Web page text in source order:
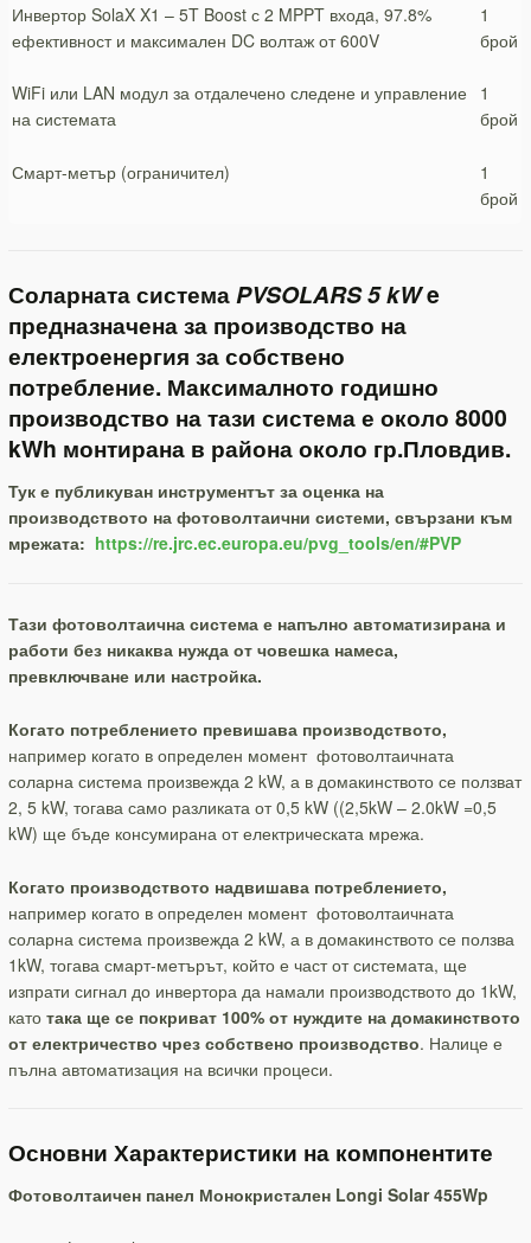
Инвертор SolaX X1 – 5T Boost с 2 MPPT входa, 97.8%
ефективност и максимален DC волтаж от 600V
WiFi или LAN модул за отдалечено следене и управление
на системата
Смарт-метър (ограничител)
1
брой
1
брой
1
брой
Соларната системаPVSOLARS 5 kWe
предназначена за производство на
електроенергия за собствено
потребление. Максималното годишно
производство на тази система е около 8000
kWh монтирана в района около гр.Пловдив.
Тук е публикуван инструментът за оценка на
производството на фотоволтаични системи, свързани към
мрежата: https://re.jrc.ec.europa.eu/pvg_tools/en/#PVP
Тази фотоволтаична система е напълно автоматизирана и
работи без никаква нужда от човешка намеса,
превключване или настройка.
Когато потреблението превишава производството,
например когато в определен момент фотоволтаичната
соларна система произвежда 2 kW, а в домакинството се ползват
2, 5 kW, тогава само разликата от 0,5 kW ((2,5kW – 2.0kW =0,5
kW) ще бъде консумирана от електрическата мрежа.
Когато производството надвишава потреблението,
например когато в определен момент фотоволтаичната
соларна система произвежда 2 kW, а в домакинството се ползва
1kW, тогава смарт-метърът, който е част от системата, ще
изпрати сигнал до инвертора да намали производството до 1kW,
катотака ще се покриват 100% от нуждите на домакинството
от електричество чрез собствено производство. Налице е
пълна автоматизация на всички процеси.
Основни Характеристики на компонентите
Фотоволтаичен панел Монокристален Longi Solar 455Wp